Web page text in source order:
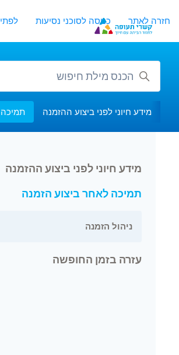
חזרה לאתר כניסה לסוכני נסיעות
חיפוש
מידע חיוני לפני ביצוע ההזמנה
מידע חיוני לפני ביצוע ההזמנה
תמיכה לאחר ביצוע הזמנה
ניהול הזמנה
עזרה בזמן החופשה